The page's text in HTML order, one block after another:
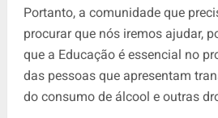
Portanto, a comunidade que
procurar que nós iremos ajudar,
que a Educação é essencial no
das pessoas que apresentam
do consumo de álcool e outras